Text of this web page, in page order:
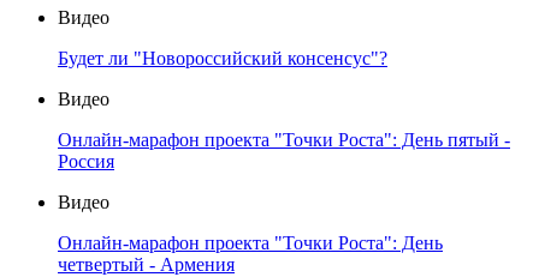
Видео
Будет ли "Новороссийский консенсус"?
Видео
Онлайн-марафон проекта "Точки Роста": День пятый -
Россия
Видео
Онлайн-марафон проекта "Точки Роста": День
четвертый - Армения